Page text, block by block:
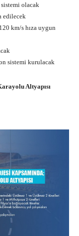
olacak
edilecek
km/s hıza uygun
sistemi kurulacak
Altyapısı